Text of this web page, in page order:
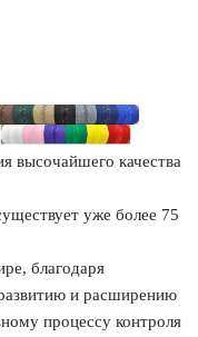
высочайшего качества
уже более 75
благодаря
и расширению
процессу контроля